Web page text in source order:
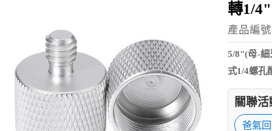
轉1/
產品編
5/8"(母-細
式1/4螺孔
關聯
爸氣